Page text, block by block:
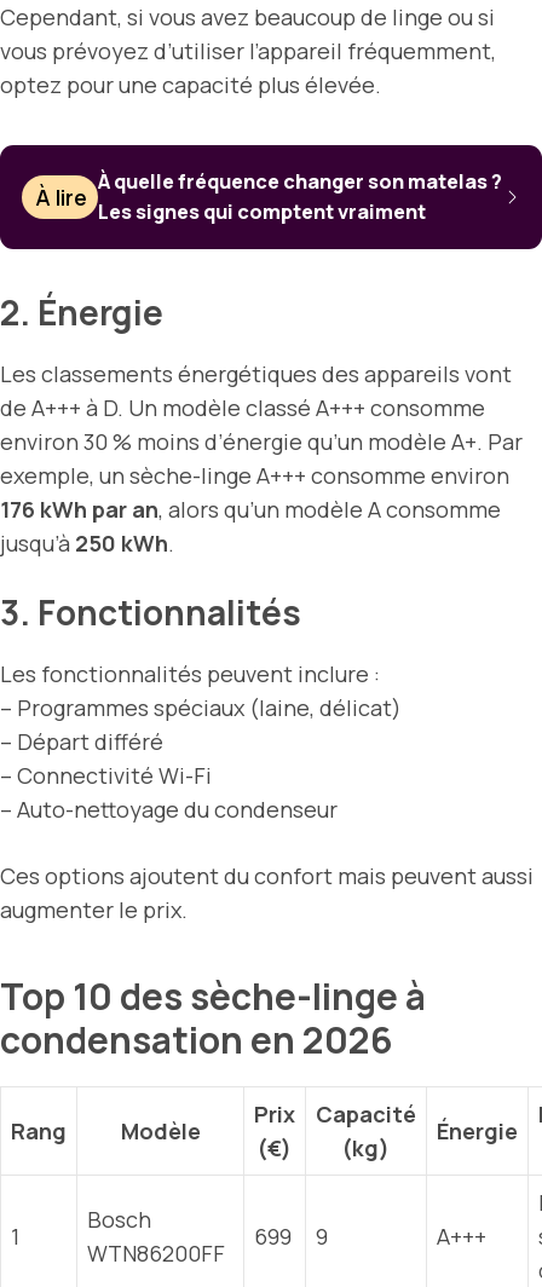
Cependant, si vous avez beaucoup de linge ou si
vous prévoyez d’utiliser l’appareil fréquemment,
optez pour une capacité plus élevée.
À lire
À quelle fréquence changer son matelas ?
Les signes qui comptent vraiment
2. Énergie
Les classements énergétiques des appareils vont
de A+++ à D. Un modèle classé A+++ consomme
environ 30 % moins d’énergie qu’un modèle A+. Par
exemple, un sèche-linge A+++ consomme environ
176 kWh par an, alors qu’un modèle A consomme
jusqu’à 250 kWh.
3. Fonctionnalités
Les fonctionnalités peuvent inclure :
– Programmes spéciaux (laine, délicat)
– Départ différé
– Connectivité Wi-Fi
– Auto-nettoyage du condenseur
Ces options ajoutent du confort mais peuvent aussi
augmenter le prix.
Top 10 des sèche-linge à
condensation en 2026
Rang Modèle
Prix
(€)
Capacité
(kg)
Énergie
1
Bosch
WTN86200FF
699 9 A+++